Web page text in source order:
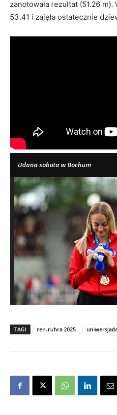
zanotowała rezultat (51.26
53.41 i zajęła ostatecznie
Udana sobota w Bochum
TAGI ren-ruhra 2025